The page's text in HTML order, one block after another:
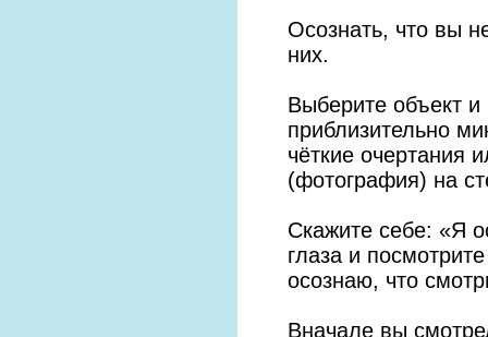
Осознать, что вы
них.
Выберите объект и
приблизительно
чёткие очертания
(фотография) на
Скажите себе: «Я
глаза и
осознаю, что
Вначале вы